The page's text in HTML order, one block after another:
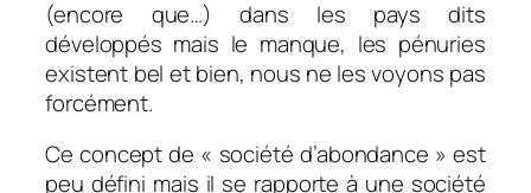
(encore que…) dans les pays dits
développés mais le manque, les pénuries
existent bel et bien, nous ne les voyons pas
forcément.
Ce concept de « société d’abondance » est
peu défini mais il se rapporte à une société